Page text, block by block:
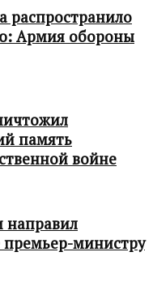
Армия обороны
память
войне
премьер-министру